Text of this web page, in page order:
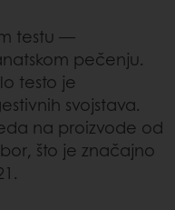
testu —
pečenju.
testo je
svojstava.
na proizvode od
što je značajno